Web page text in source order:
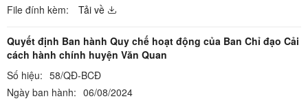
File đính kèm:
Tải về
Quyết định Ban hành Quy chế hoạt động của Ban Chỉ đạo Cải
cách hành chính huyện Văn Quan
Số hiệu: 58/QĐ-BCĐ
Ngày ban hành: 06/08/2024